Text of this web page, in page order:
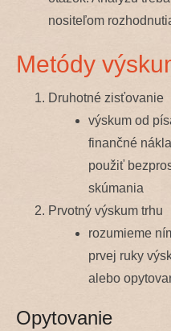
nositeľom
Metódy
Druhotné zisťovanie
výskum od
finančné
použiť
skúmania
Prvotný výskum trhu
rozumieme
prvej ruky
alebo
Opytovanie